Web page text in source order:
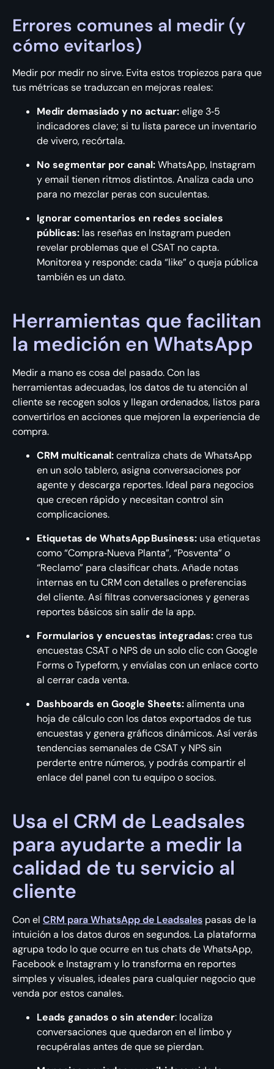
Errores comunes al medir (y
cómo evitarlos)
Medir por medir no sirve. Evita estos tropiezos para que
tus métricas se traduzcan en mejoras reales:
Medir demasiado y no actuar:elige 3‑5
indicadores clave; si tu lista parece un inventario
de vivero, recórtala.
No segmentar por canal:WhatsApp, Instagram
y email tienen ritmos distintos. Analiza cada uno
para no mezclar peras con suculentas.
Ignorar comentarios en redes sociales
públicas: las reseñas en Instagram pueden
revelar problemas que el CSAT no capta.
Monitorea y responde: cada “like” o queja pública
también es un dato.
Herramientas que facilitan
la medición en WhatsApp
Medir a mano es cosa del pasado. Con las
herramientas adecuadas, los datos de tu atención al
cliente se recogen solos y llegan ordenados, listos para
convertirlos en acciones que mejoren la experiencia de
compra.
CRM multicanal:centraliza chats de WhatsApp
en un solo tablero, asigna conversaciones por
agente y descarga reportes. Ideal para negocios
que crecen rápido y necesitan control sin
complicaciones.
Etiquetas de WhatsApp Business: usa etiquetas
como “Compra‑Nueva Planta”, “Posventa” o
“Reclamo” para clasificar chats. Añade notas
internas en tu CRM con detalles o preferencias
del cliente. Así filtras conversaciones y generas
reportes básicos sin salir de la app.
Formularios y encuestas integradas:crea tus
encuestas CSAT o NPS de un solo clic con Google
Forms o Typeform, y envíalas con un enlace corto
al cerrar cada venta.
Dashboards en Google Sheets:alimenta una
hoja de cálculo con los datos exportados de tus
encuestas y genera gráficos dinámicos. Así verás
tendencias semanales de CSAT y NPS sin
perderte entre números, y podrás compartir el
enlace del panel con tu equipo o socios.
Usa el CRM de Leadsales
para ayudarte a medir la
calidad de tu servicio al
cliente
Con el CRM para WhatsApp de Leadsales pasas de la
intuición a los datos duros en segundos. La plataforma
agrupa todo lo que ocurre en tus chats de WhatsApp,
Facebook e Instagram y lo transforma en reportes
simples y visuales, ideales para cualquier negocio que
venda por estos canales.
Leads ganados o sin atender: localiza
conversaciones que quedaron en el limbo y
recupéralas antes de que se pierdan.